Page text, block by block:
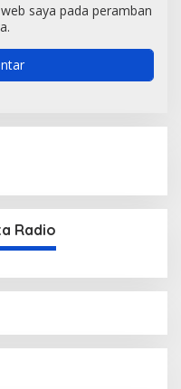
saya pada peramban
Radio